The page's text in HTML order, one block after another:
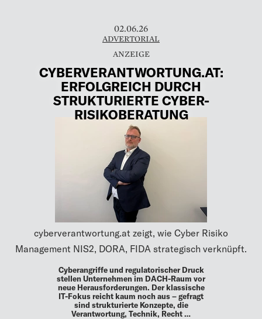
02.06.26
ADVERTORIAL
CYBERVERANTWORTUNG.AT:
ERFOLGREICH DURCH
STRUKTURIERTE CYBER-
RISIKOBERATUNG
cyberverantwortung.at zeigt, wie Cyber Risiko
Management NIS2, DORA, FIDA strategisch verknüpft.
Cyberangriffe und regulatorischer Druck
stellen Unternehmen im DACH-Raum vor
neue Herausforderungen. Der klassische
IT-Fokus reicht kaum noch aus – gefragt
sind strukturierte Konzepte, die
Verantwortung, Technik, Recht …